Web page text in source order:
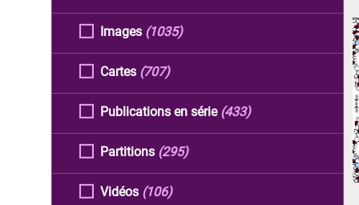
Images (1035)
Cartes (707)
Publications en série (433)
Partitions (295)
Vidéos (106)